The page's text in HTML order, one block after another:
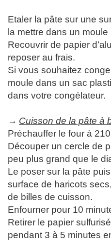
Etaler la pâte sur une
la mettre dans un
Recouvrir de papier
reposer au frais.
Si vous souhaitez
moule dans un sac
dans votre congélateur.
→ Cuisson de la pâte à
Préchauffer le four à
Découper un cercle de
peu plus grand que le
Le poser sur la pâte
surface de haricots
de billes de cuisson.
Enfourner pour 10
Retirer le papier
pendant 3 à 5 minutes